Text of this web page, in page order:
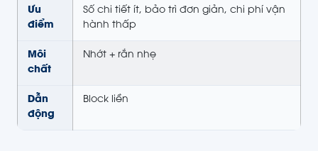
Ưu
điểm
Số chi tiết ít, bảo trì đơn giản, chi phí vận
hành thấp
Môi
chất
Nhớt + rắn nhẹ
Dẫn
động
Block liền